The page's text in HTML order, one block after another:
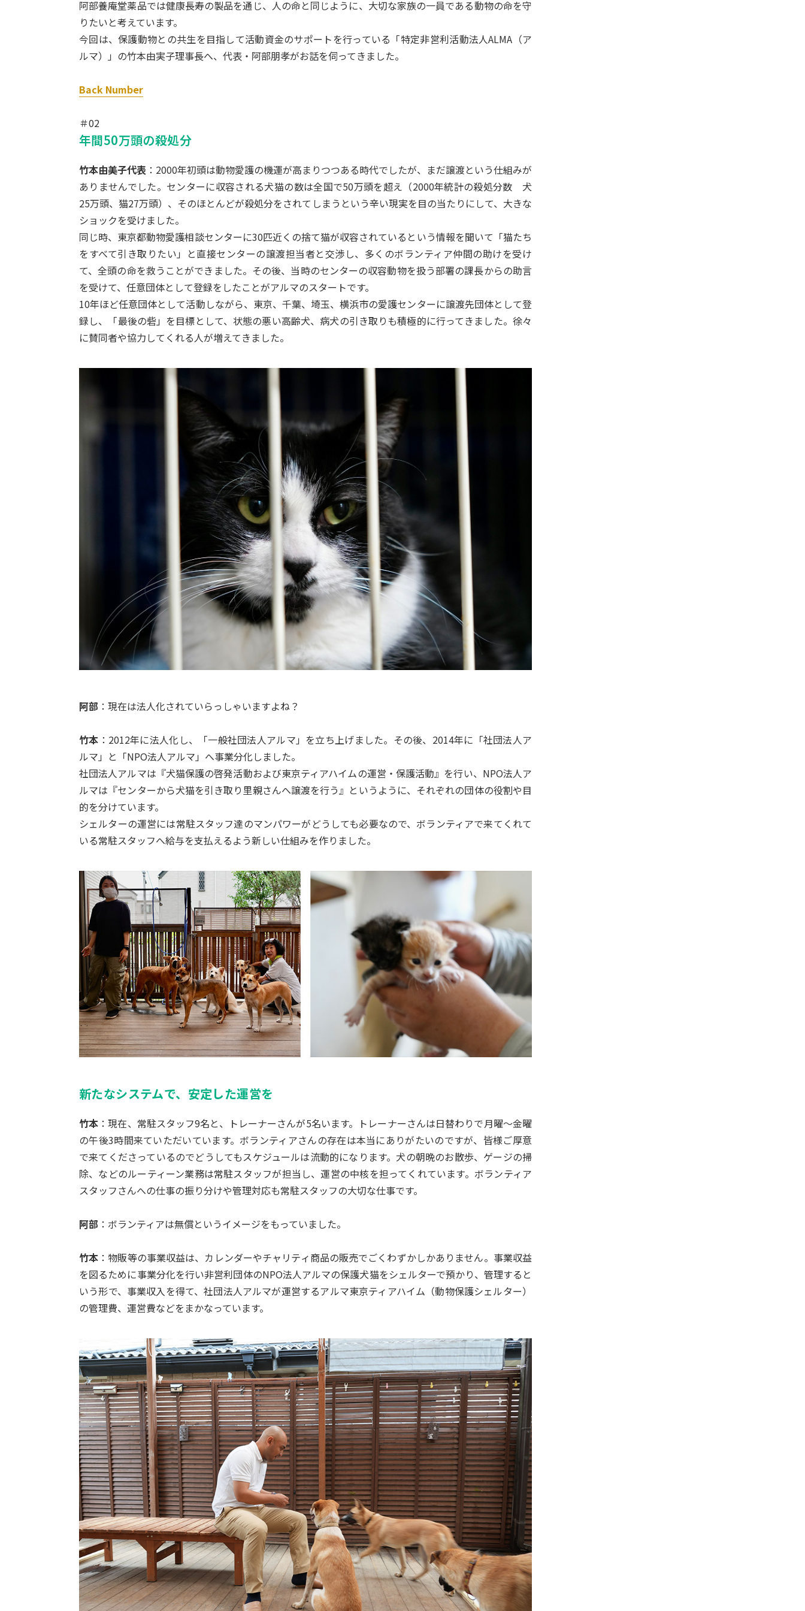
阿部養庵堂薬品では健康長寿の製品を通じ、人の命と同じように、大切な家族の一員である動物の命を守
りたいと考えています。
今回は、保護動物との共生を目指して活動資金のサポートを行っている「特定非営利活動法人ALMA（ア
ルマ）」の竹本由実子理事長へ、代表・阿部朋孝がお話を伺ってきました。
Back Number
＃02
年間50万頭の殺処分
竹本由美子代表 ：2000年初頭は動物愛護の機運が高まりつつある時代でしたが、まだ譲渡という仕組みが
ありませんでした。センターに収容される犬猫の数は全国で50万頭を超え（2000年統計の殺処分数 犬
25万頭、猫27万頭）、そのほとんどが殺処分をされてしまうという辛い現実を目の当たりにして、大きな
ショックを受けました。
同じ時、東京都動物愛護相談センターに30匹近くの捨て猫が収容されているという情報を聞いて「猫たち
をすべて引き取りたい」と直接センターの譲渡担当者と交渉し、多くのボランティア仲間の助けを受け
て、全頭の命を救うことができました。その後、当時のセンターの収容動物を扱う部署の課長からの助言
を受けて、任意団体として登録をしたことがアルマのスタートです。
10年ほど任意団体として活動しながら、東京、千葉、埼玉、横浜市の愛護センターに譲渡先団体として登
録し、「最後の砦」を目標として、状態の悪い高齢犬、病犬の引き取りも積極的に行ってきました。徐々
に賛同者や協力してくれる人が増えてきました。
阿部 ：現在は法人化されていらっしゃいますよね？
竹本 ：2012年に法人化し、「一般社団法人アルマ」を立ち上げました。その後、2014年に「社団法人ア
ルマ」と「NPO法人アルマ」へ事業分化しました。
社団法人アルマは『犬猫保護の啓発活動および東京ティアハイムの運営・保護活動』を行い、NPO法人ア
ルマは『センターから犬猫を引き取り里親さんへ譲渡を行う』というように、それぞれの団体の役割や目
的を分けています。
シェルターの運営には常駐スタッフ達のマンパワーがどうしても必要なので、ボランティアで来てくれて
いる常駐スタッフへ給与を支払えるよう新しい仕組みを作りました。
新たなシステムで、安定した運営を
竹本 ：現在、常駐スタッフ9名と、トレーナーさんが5名います。トレーナーさんは日替わりで月曜～金曜
の午後3時間来ていただいています。ボランティアさんの存在は本当にありがたいのですが、皆様ご厚意
で来てくださっているのでどうしてもスケジュールは流動的になります。犬の朝晩のお散歩、ゲージの掃
除、などのルーティーン業務は常駐スタッフが担当し、運営の中核を担ってくれています。ボランティア
スタッフさんへの仕事の振り分けや管理対応も常駐スタッフの大切な仕事です。
阿部 ：ボランティアは無償というイメージをもっていました。
竹本 ：物販等の事業収益は、カレンダーやチャリティ商品の販売でごくわずかしかありません。事業収益
を図るために事業分化を行い非営利団体のNPO法人アルマの保護犬猫をシェルターで預かり、管理すると
いう形で、事業収入を得て、社団法人アルマが運営するアルマ東京ティアハイム（動物保護シェルター）
の管理費、運営費などをまかなっています。